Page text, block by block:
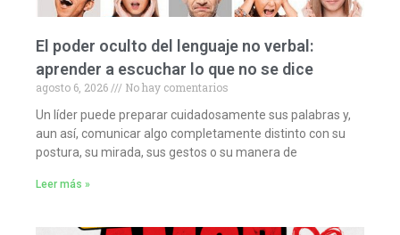
El poder oculto del lenguaje no verbal:
aprender a escuchar lo que no se dice
agosto 6, 2026
No hay comentarios
Un líder puede preparar cuidadosamente sus palabras y,
aun así, comunicar algo completamente distinto con su
postura, su mirada, sus gestos o su manera de
Leer más »